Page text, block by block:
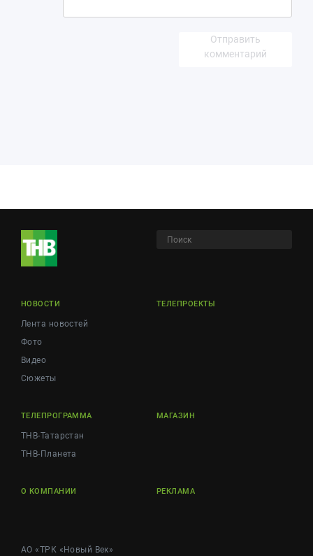
Отправить
комментарий
НОВОСТИ
Лента новостей
Фото
Видео
Сюжеты
ТЕЛЕПРОЕКТЫ
ТЕЛЕПРОГРАММА
ТНВ-Татарстан
ТНВ-Планета
МАГАЗИН
О КОМПАНИИ РЕКЛАМА
АО «ТРК «Новый Век»